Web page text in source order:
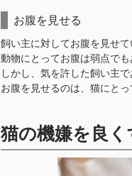
お腹を見せる
飼い主に対してお腹を見せ
動物にとってお腹は弱点で
しかし、気を許した飼い主
お腹を見せるのは、猫にとっ
猫の機嫌を良